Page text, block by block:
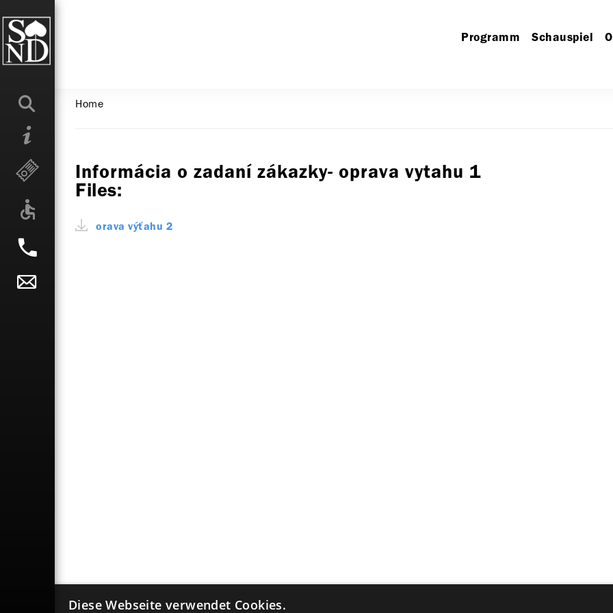
Informácia o zadaní zákazky- oprava vytahu 1
Programm Schauspiel
Home
Files:
orava výťahu 2
Diese Webseite verwendet Cookies.